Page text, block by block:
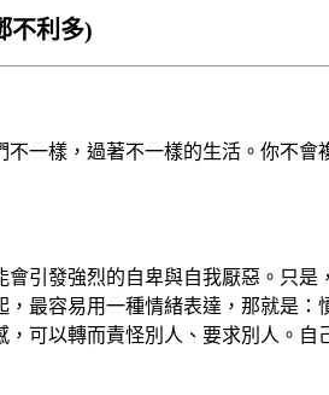
不利多)
一樣，過著不一樣的生活。你不
引發強烈的自卑與自我厭惡。只
最容易用一種情緒表達，那就是
可以轉而責怪別人、要求別人。